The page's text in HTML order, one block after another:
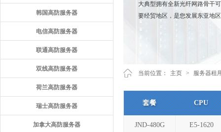
韩国高防服务器
电信高防服务器
联通高防服务器
双线高防服务器
荷兰高防服务器
瑞士高防服务器
加拿大高防服务器
大典型拥有全新光纤网路骨干
要经贸地区，是您发展东亚地
当前位置： 主页 > 服务器租
套餐 CPU
JND-480G E5-1620